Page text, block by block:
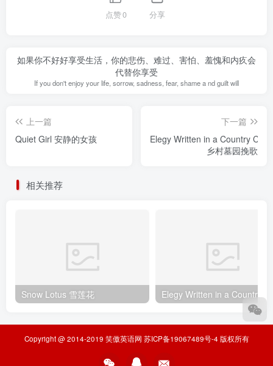
点赞0 分享
如果你不好好享受生活，你的悲伤、难过、害怕、羞愧和内疚会
代替你享受
If you don't enjoy your life, sorrow, sadness, fear, shame a nd guilt will
上一篇
Quiet Girl 安静的女孩
下一篇
Elegy Written in a Country
乡村墓园挽歌
相关推荐
Snow Lotus 雪莲花
Copyright @ 2014-2019 笑傲英语网 苏ICP备19067489号-4 版权所有